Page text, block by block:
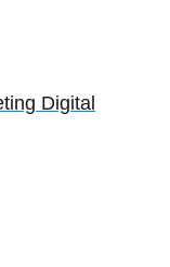
Digital